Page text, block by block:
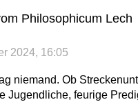
Philosophicum Lech
2024, 16:05
niemand. Ob
Jugendliche, feurige